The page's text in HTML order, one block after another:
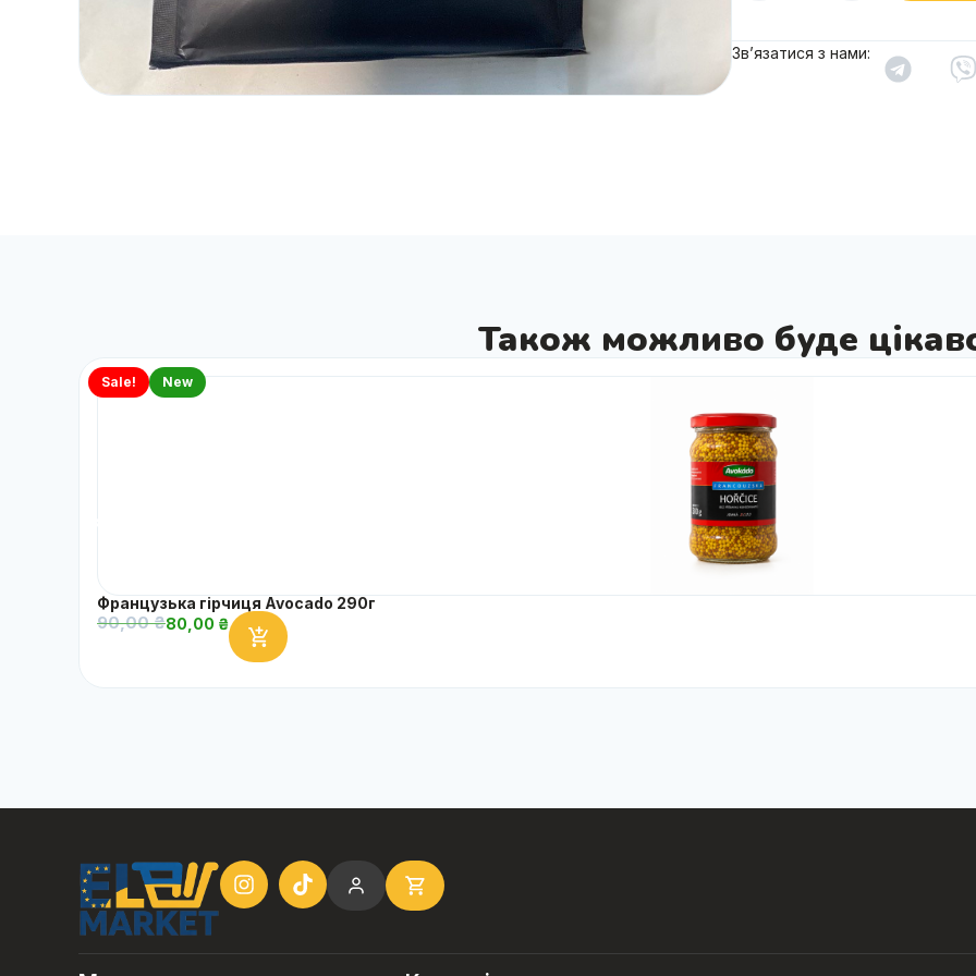
Зв’язатися з нами:
Також можливо буде
Sale! New
Французька гірчиця Avocado 290г
90,00₴80,00 ₴